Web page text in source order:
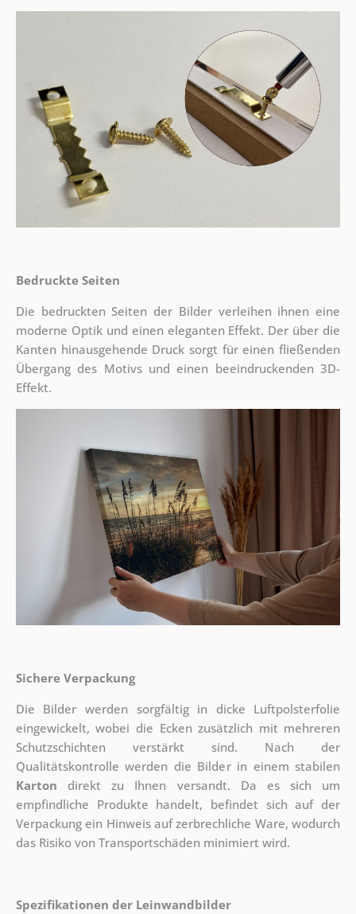
Bedruckte Seiten
Die bedruckten Seiten der Bilder verleihen ihnen eine
moderne Optik und einen eleganten Effekt. Der über die
Kanten hinausgehende Druck sorgt für einen fließenden
Übergang des Motivs und einen beeindruckenden 3D-
Effekt.
Sichere Verpackung
Die Bilder werden sorgfältig in dicke Luftpolsterfolie
eingewickelt, wobei die Ecken zusätzlich mit mehreren
Schutzschichten verstärkt sind. Nach der
Qualitätskontrolle werden die Bilder in einem stabilen
Karton direkt zu Ihnen versandt. Da es sich um
empfindliche Produkte handelt, befindet sich auf der
Verpackung ein Hinweis auf zerbrechliche Ware, wodurch
das Risiko von Transportschäden minimiert wird.
Spezifikationen der Leinwandbilder